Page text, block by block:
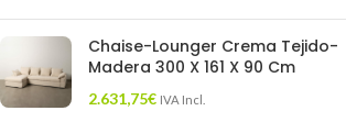
Chaise-Lounger Crema Tejido-
Madera 300 X 161 X 90 Cm
2.631,75€ IVA Incl.